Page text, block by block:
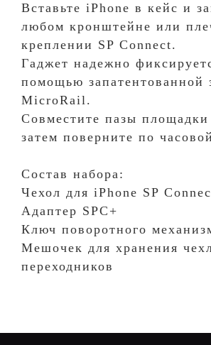
Вставьте iPhone в кейс и
любом кронштейне или
креплении SP Connect.
Гаджет надежно
помощью запатентованной
MicroRail.
Совместите пазы площадки
затем поверните по
Состав набора:
Чехол для iPhone SP
Адаптер SPC+
Ключ поворотного
Мешочек для хранения
переходников